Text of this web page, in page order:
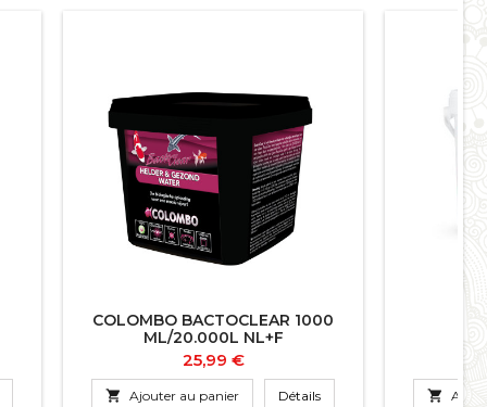
COLOMBO BACTOCLEAR 1000
ML/20.000L NL+F
Prix
25,99 €
 Ajouter au panier Détails 